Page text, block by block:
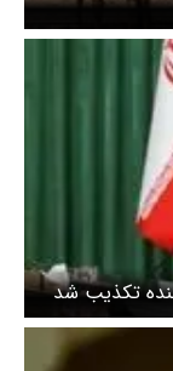
تکذیب شد